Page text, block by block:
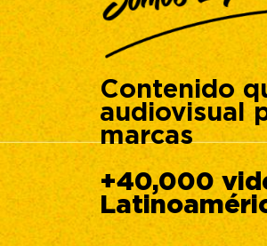
Contenido
audiovisual
marcas
+40,000